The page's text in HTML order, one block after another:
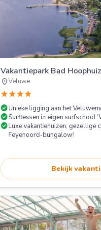
Vakantiepark Bad
location_onVeluwe
starstarstarstar
check_circleUnieke ligging aan het
check_circleSurflessen in eigen surfschool
check_circleLuxe vakantiehuizen, gezellige
Feyenoord-bungalow!
Bekijk